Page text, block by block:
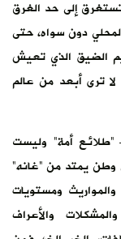
إلى حد الغرق
دون سواه، حتى
الضيق الذي تعيش
لا ترى أبعد من عالم
أمة” وليست
يمتد من “غانه”
ومستويات
والأعراف